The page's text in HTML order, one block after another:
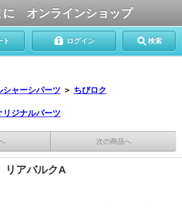
に オンラインショップ
ト ログイン 検索
シャーシパーツ ＞ ちびロク
リジナルパーツ
次の商品へ
リアバルクA